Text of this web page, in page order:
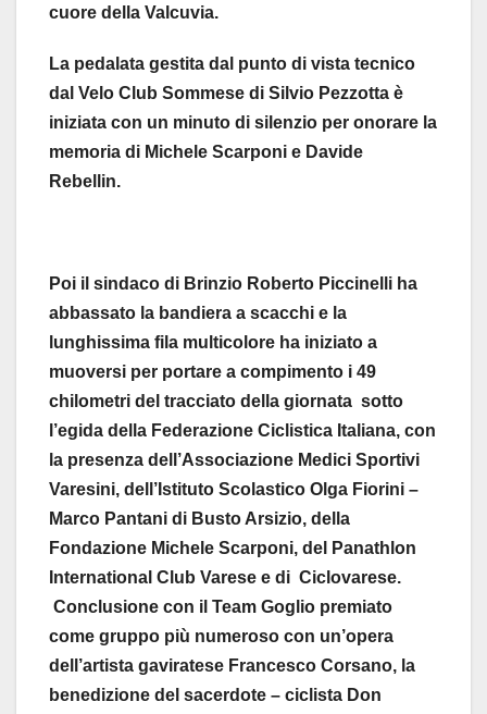
cuore della Valcuvia.
La pedalata gestita dal punto di vista tecnico
dal Velo Club Sommese di Silvio Pezzotta è
iniziata con un minuto di silenzio per onorare la
memoria di Michele Scarponi e Davide
Rebellin.
Poi il sindaco di Brinzio Roberto Piccinelli ha
abbassato la bandiera a scacchi e la
lunghissima fila multicolore ha iniziato a
muoversi per portare a compimento i 49
chilometri del tracciato della giornata sotto
l’egida della Federazione Ciclistica Italiana, con
la presenza dell’Associazione Medici Sportivi
Varesini, dell’Istituto Scolastico Olga Fiorini –
Marco Pantani di Busto Arsizio, della
Fondazione Michele Scarponi, del Panathlon
International Club Varese e di Ciclovarese.
Conclusione con il Team Goglio premiato
come gruppo più numeroso con un’opera
dell’artista gaviratese Francesco Corsano, la
benedizione del sacerdote – ciclista Don